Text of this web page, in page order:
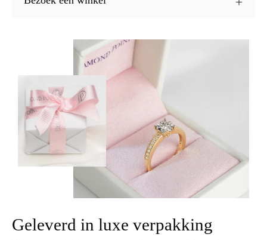
Geleverd in luxe verpakking